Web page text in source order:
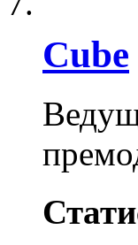
Cube